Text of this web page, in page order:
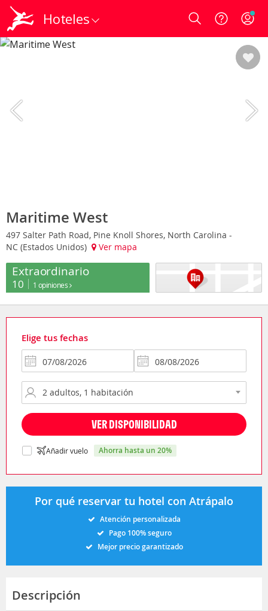
Hoteles Login
Maritime West
497 Salter Path Road, Pine Knoll Shores, North Carolina -
NC (Estados Unidos)
Ver mapa
Extraordinario
10 1 opiniones
Elige tus fechas
VER DISPONIBILIDAD
Añadir vuelo ahorra hasta un 20%
Por qué reservar tu hotel con Atrápalo
Atención personalizada
Pago 100% seguro
Mejor precio garantizado
Descripción